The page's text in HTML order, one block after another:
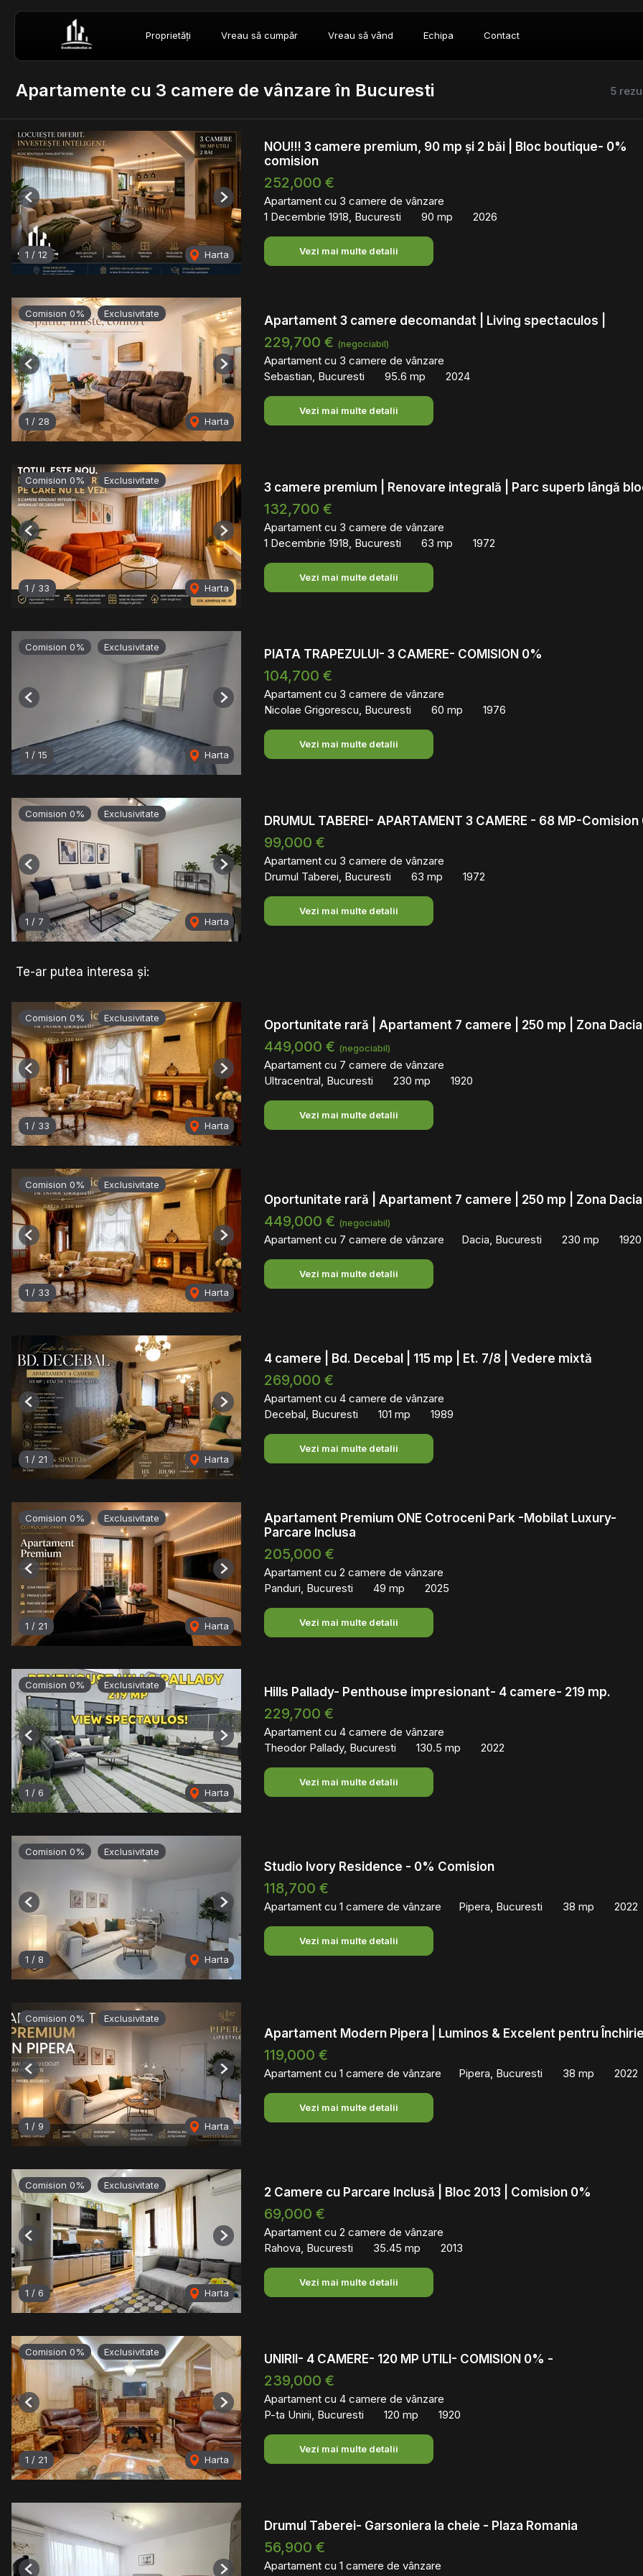
Proprietăți Vreau să cumpăr Vreau să vând Echipa Contact
5
Apartamente cu 3 camere de vânzare în Bucuresti
1 / 12 Harta
Previous Next
NOU!!! 3 camere premium, 90 mp și 2 băi | Bloc boutique- 0%
comision
252,000 €
Apartament cu 3 camere de vânzare
1 Decembrie 1918, Bucuresti
90 mp 2026
Vezi mai multe detalii
Comision 0% Exclusivitate
1 / 28 Harta
Previous Next
Apartament 3 camere decomandat | Living spectaculos |
229,700 € (negociabil)
Apartament cu 3 camere de vânzare
Sebastian, Bucuresti
95.6 mp 2024
Vezi mai multe detalii
Comision 0% Exclusivitate
1 / 33 Harta
Previous Next
3 camere premium | Renovare integrală | Parc superb lângă
132,700 €
Apartament cu 3 camere de vânzare
1 Decembrie 1918, Bucuresti
63 mp 1972
Vezi mai multe detalii
Comision 0% Exclusivitate
1 / 15 Harta
Previous Next
PIATA TRAPEZULUI- 3 CAMERE- COMISION 0%
104,700 €
Apartament cu 3 camere de vânzare
Nicolae Grigorescu, Bucuresti
60 mp 1976
Vezi mai multe detalii
Comision 0% Exclusivitate
1 / 7 Harta
Previous Next
DRUMUL TABEREI- APARTAMENT 3 CAMERE - 68 MP-
99,000 €
Apartament cu 3 camere de vânzare
Drumul Taberei, Bucuresti
63 mp 1972
Vezi mai multe detalii
Te-ar putea interesa și:
Comision 0% Exclusivitate
1 / 33 Harta
Previous Next
Oportunitate rară | Apartament 7 camere | 250 mp | Zona Dacia
449,000 € (negociabil)
Apartament cu 7 camere de vânzare
Ultracentral, Bucuresti
230 mp 1920
Vezi mai multe detalii
Comision 0% Exclusivitate
1 / 33 Harta
Previous Next
Oportunitate rară | Apartament 7 camere | 250 mp | Zona Dacia
449,000 € (negociabil)
Apartament cu 7 camere de vânzare Dacia, Bucuresti 230 mp 1920
Vezi mai multe detalii
1 / 21 Harta
Previous Next
4 camere | Bd. Decebal | 115 mp | Et. 7/8 | Vedere mixtă
269,000 €
Apartament cu 4 camere de vânzare
Decebal, Bucuresti
101 mp 1989
Vezi mai multe detalii
Comision 0% Exclusivitate
1 / 21 Harta
Previous Next
Apartament Premium ONE Cotroceni Park -Mobilat Luxury-
Parcare Inclusa
205,000 €
Apartament cu 2 camere de vânzare
Panduri, Bucuresti
49 mp 2025
Vezi mai multe detalii
Comision 0% Exclusivitate
1 / 6 Harta
Previous Next
Hills Pallady- Penthouse impresionant- 4 camere- 219 mp.
229,700 €
Apartament cu 4 camere de vânzare
Theodor Pallady, Bucuresti
130.5 mp 2022
Vezi mai multe detalii
Comision 0% Exclusivitate
1 / 8 Harta
Previous Next
Studio Ivory Residence - ​0% Comision
118,700 €
Apartament cu 1 camere de vânzare Pipera, Bucuresti 38 mp 2022
Vezi mai multe detalii
Comision 0% Exclusivitate
1 / 9 Harta
Previous Next
Apartament Modern Pipera | Luminos & Excelent pentru
119,000 €
Apartament cu 1 camere de vânzare Pipera, Bucuresti 38 mp 2022
Vezi mai multe detalii
Comision 0% Exclusivitate
1 / 6 Harta
Previous Next
2 Camere cu Parcare Inclusă | Bloc 2013 | Comision 0%
69,000 €
Apartament cu 2 camere de vânzare
Rahova, Bucuresti
35.45 mp 2013
Vezi mai multe detalii
Comision 0% Exclusivitate
1 / 21 Harta
Previous Next
UNIRII- 4 CAMERE- 120 MP UTILI- COMISION 0% -
239,000 €
Apartament cu 4 camere de vânzare
P-ta Unirii, Bucuresti
120 mp 1920
Vezi mai multe detalii
Drumul Taberei- Garsoniera la cheie - Plaza Romania
56,900 €
Apartament cu 1 camere de vânzare